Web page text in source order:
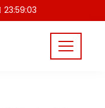
23:59:04